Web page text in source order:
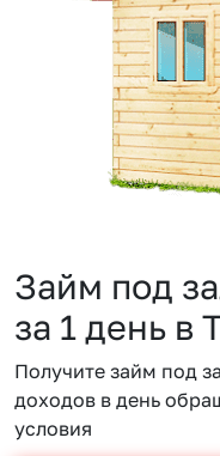
Займ под
за 1 день в
Получите займ под
доходов в день
условия